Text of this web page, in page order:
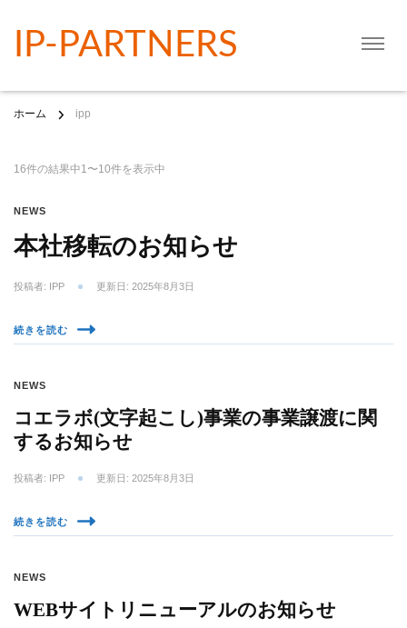
IP-PARTNERS
ホーム ipp
16件の結果中1〜10件を表示中
NEWS
本社移転のお知らせ
投稿者: IPP 更新日: 2025年8月3日
続きを読む
NEWS
コエラボ(文字起こし)事業の事業譲渡に関
するお知らせ
投稿者: IPP 更新日: 2025年8月3日
続きを読む
NEWS
WEBサイトリニューアルのお知らせ